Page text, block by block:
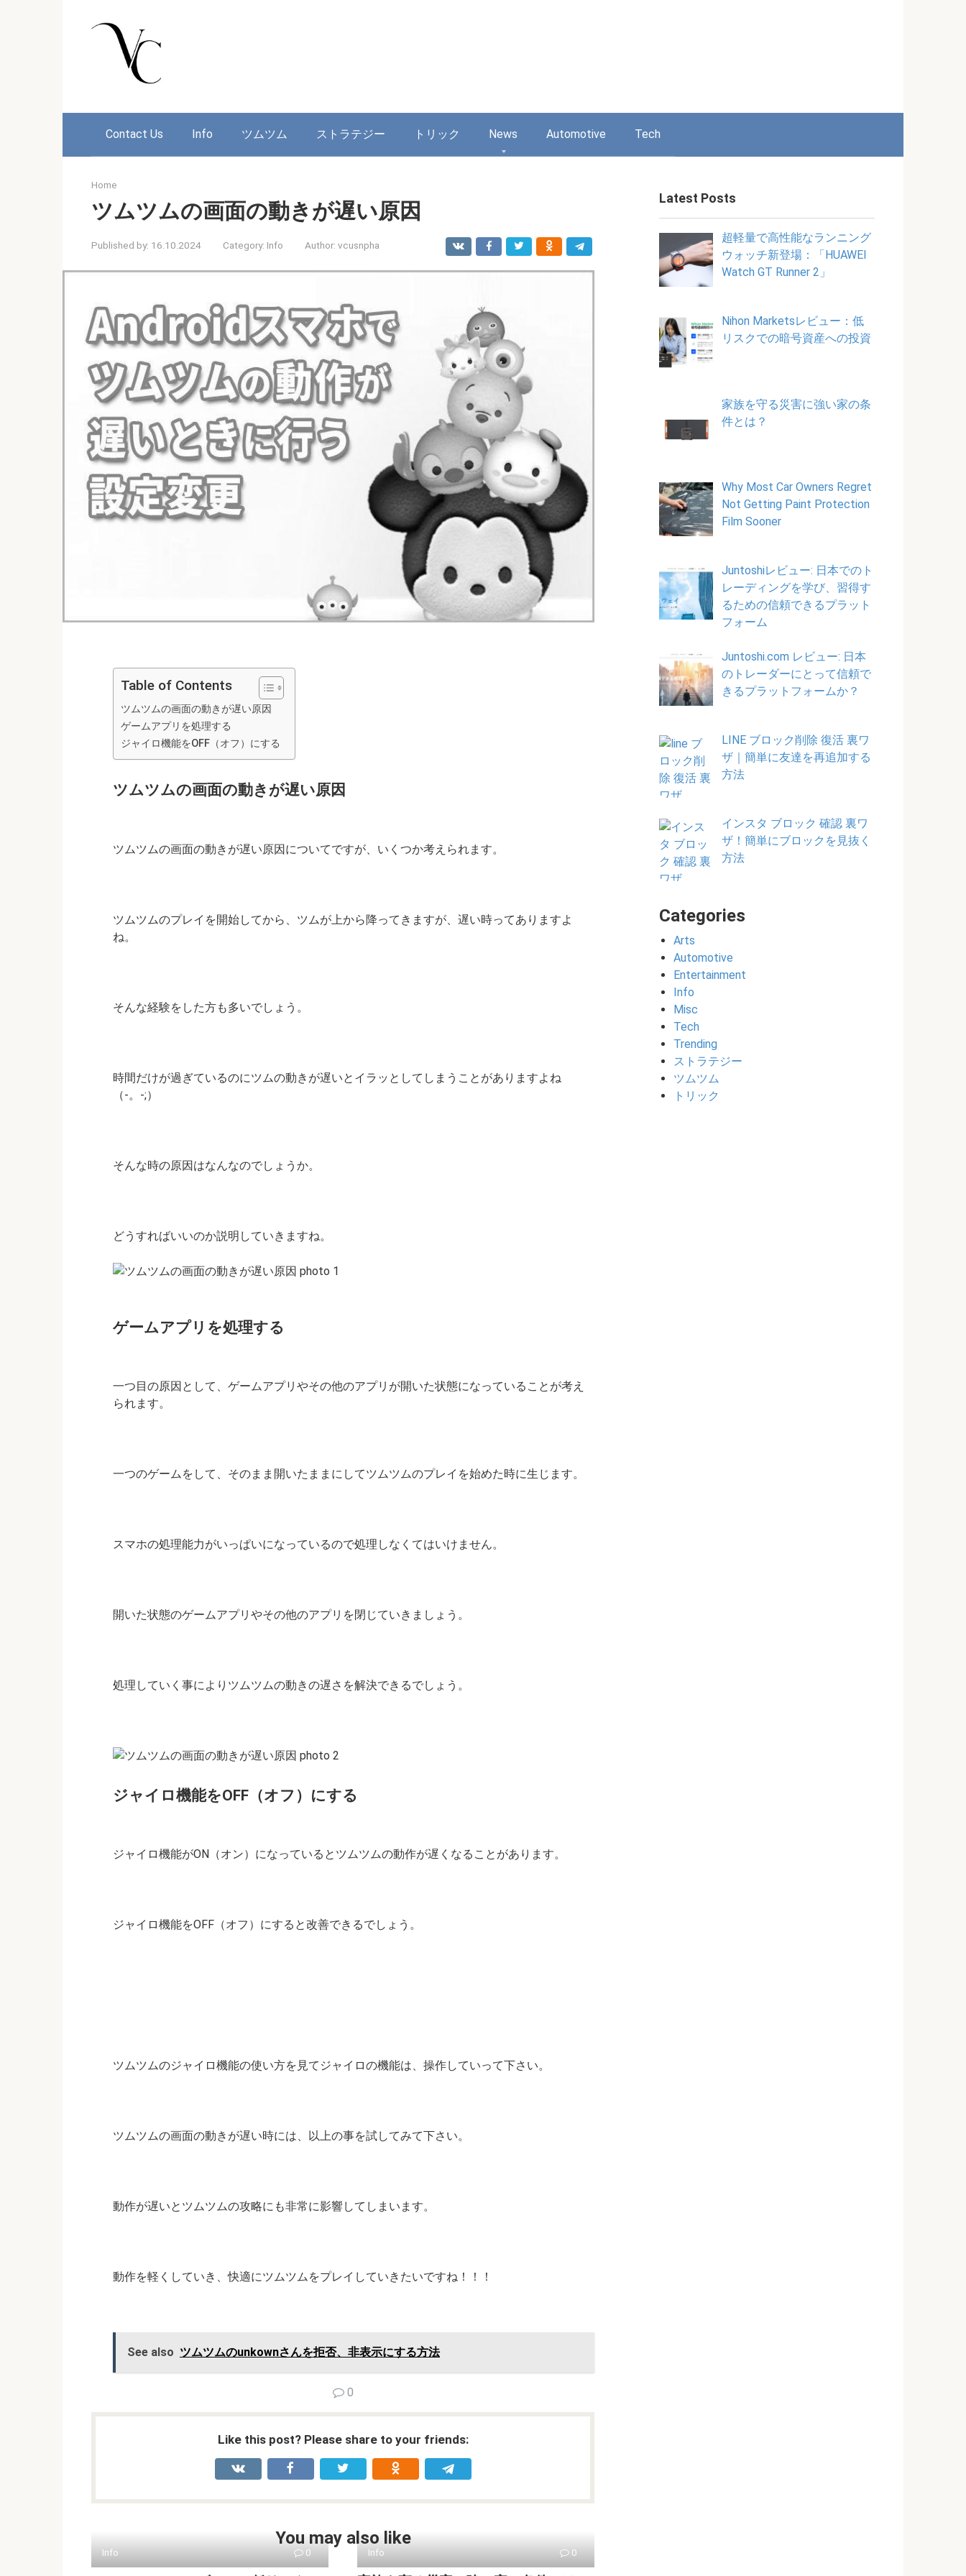
Contact Us Info ツムツム ストラテジー トリック News Automotive Tech
Home
ツムツムの画面の動きが遅い原因
Published by: 16.10.2024 Category: Info Author: vcusnpha
Table of Contents
ツムツムの画面の動きが遅い原因
ゲームアプリを処理する
ジャイロ機能をOFF（オフ）にする
ツムツムの画面の動きが遅い原因
ツムツムの画面の動きが遅い原因についてですが、いくつか考えられます。
ツムツムのプレイを開始してから、ツムが上から降ってきますが、遅い時ってありますよ
ね。
そんな経験をした方も多いでしょう。
時間だけが過ぎているのにツムの動きが遅いとイラッとしてしまうことがありますよね
（-。-;）
そんな時の原因はなんなのでしょうか。
どうすればいいのか説明していきますね。
ゲームアプリを処理する
一つ目の原因として、ゲームアプリやその他のアプリが開いた状態になっていることが考え
られます。
一つのゲームをして、そのまま開いたままにしてツムツムのプレイを始めた時に生じます。
スマホの処理能力がいっぱいになっているので処理しなくてはいけません。
開いた状態のゲームアプリやその他のアプリを閉じていきましょう。
処理していく事によりツムツムの動きの遅さを解決できるでしょう。
ジャイロ機能をOFF（オフ）にする
ジャイロ機能がON（オン）になっているとツムツムの動作が遅くなることがあります。
ジャイロ機能をOFF（オフ）にすると改善できるでしょう。
ツムツムのジャイロ機能の使い方を見てジャイロの機能は、操作していって下さい。
ツムツムの画面の動きが遅い時には、以上の事を試してみて下さい。
動作が遅いとツムツムの攻略にも非常に影響してしまいます。
動作を軽くしていき、快適にツムツムをプレイしていきたいですね！！！
See also ツムツムのunkownさんを拒否、非表示にする方法
0
Like this post? Please share to your friends:
You may also like
Info 0 Info 0
Latest Posts
超軽量で高性能なランニング
ウォッチ新登場：「HUAWEI
Watch GT Runner 2」
Nihon Marketsレビュー：低
リスクでの暗号資産への投資
家族を守る災害に強い家の条
件とは？
Why Most Car Owners Regret
Not Getting Paint Protection
Film Sooner
Juntoshiレビュー: 日本でのト
レーディングを学び、習得す
るための信頼できるプラット
フォーム
Juntoshi.com レビュー: 日本
のトレーダーにとって信頼で
きるプラットフォームか？
LINE ブロック削除 復活 裏ワ
ザ｜簡単に友達を再追加する
方法
インスタ ブロック 確認 裏ワ
ザ！簡単にブロックを見抜く
方法
Categories
Arts
Automotive
Entertainment
Info
Misc
Tech
Trending
ストラテジー
ツムツム
トリック